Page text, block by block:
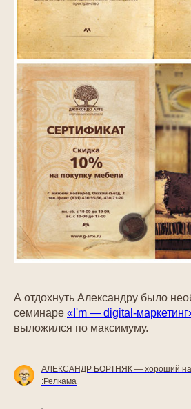
А отдохнуть Александру было
семинаре «I'm — digital-
выложился по максимуму.
АЛЕКСАНДР БОРТНЯК — хороший
:Релкама